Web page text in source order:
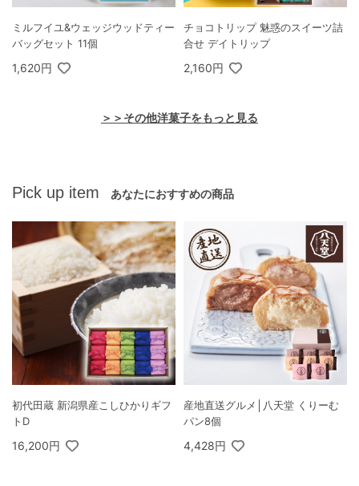
ミルフイユ&ウェッジウッドティー
バッグセット 11個
1,620円
チョコトリップ 魅惑のスイーツ詰
合せ デイトリップ
2,160円
＞＞その他洋菓子をもっと見る
Pick up item あなたにおすすめの商品
初代田蔵 新潟県産こしひかりギフ
トD
16,200円
産地直送グルメ│八天堂 くりーむ
パン8個
4,428円